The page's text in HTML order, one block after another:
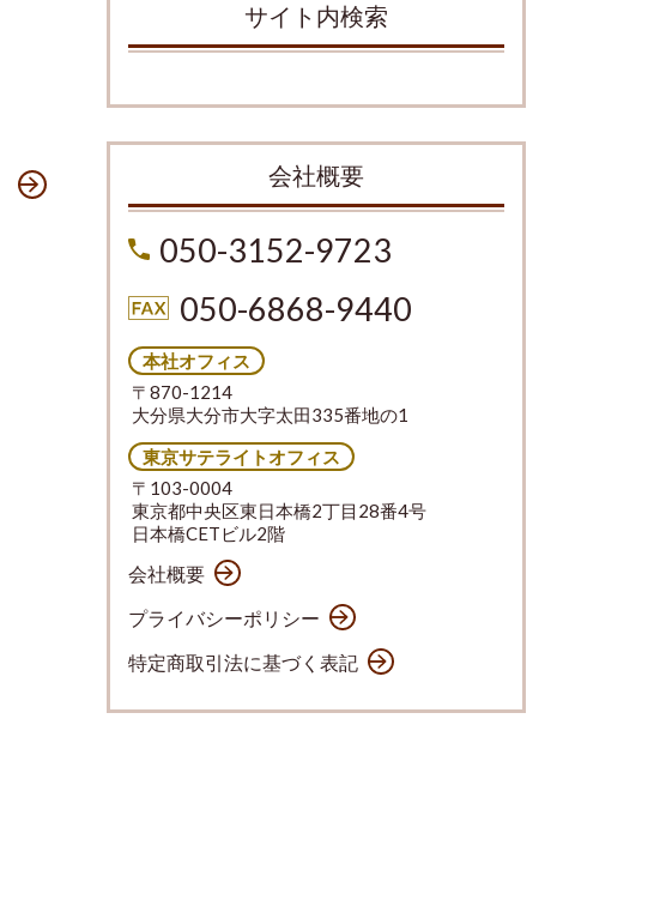
サイト内検索
会社概要
050-3152-9723
050-6868-9440
本社オフィス
〒870-1214
大分県大分市大字太田335番地の1
東京サテライトオフィス
〒103-0004
東京都中央区東日本橋2丁目28番4号
日本橋CETビル2階
会社概要
プライバシーポリシー
特定商取引法に基づく表記